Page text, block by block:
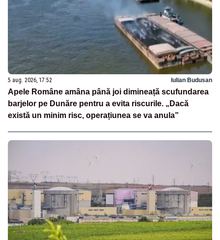
5 aug. 2026, 17:52 Iulian Budusan
Apele Române amâna până joi dimineață scufundarea
barjelor pe Dunăre pentru a evita riscurile. „Dacă
există un minim risc, operațiunea se va anula”